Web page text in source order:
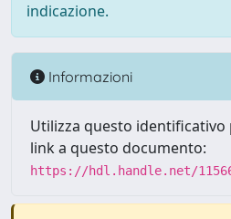
indicazione.
Informazioni
Utilizza questo
link a questo documento:
https://hdl.handle.net/